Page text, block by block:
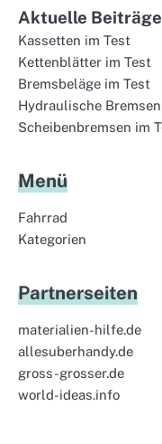
Aktuelle Beiträge
Kassetten im Test
Kettenblätter im Test
Bremsbeläge im Test
Hydraulische
Scheibenbremsen im
Menü
Fahrrad
Kategorien
Partnerseiten
materialien-hilfe.de
allesuberhandy.de
gross-grosser.de
world-ideas.info